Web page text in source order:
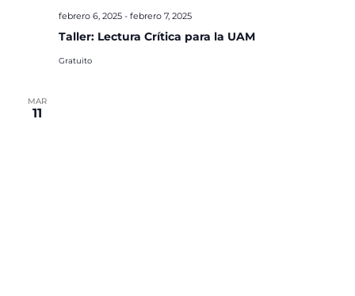
Taller: Lectura Crítica para la UAM
febrero 6, 2025- febrero 7, 2025
Gratuito
MAR
11